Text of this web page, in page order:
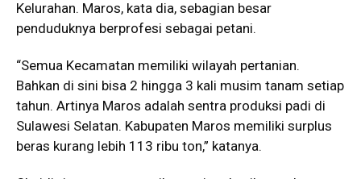
Kelurahan. Maros, kata dia, sebagian besar
penduduknya berprofesi sebagai petani.
“Semua Kecamatan memiliki wilayah pertanian.
Bahkan di sini bisa 2 hingga 3 kali musim tanam setiap
tahun. Artinya Maros adalah sentra produksi padi di
Sulawesi Selatan. Kabupaten Maros memiliki surplus
beras kurang lebih 113 ribu ton,” katanya.